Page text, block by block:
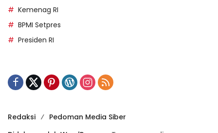
Kemenag RI
BPMI Setpres
Presiden RI
Redaksi
Pedoman Media Siber